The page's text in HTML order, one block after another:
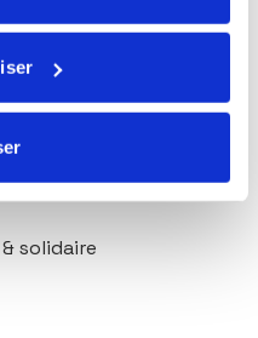
solidaire